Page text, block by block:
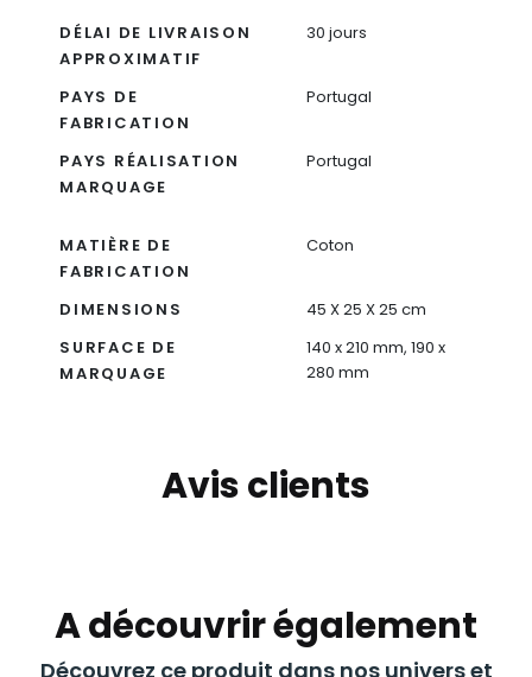
DÉLAI DE LIVRAISON
APPROXIMATIF
30 jours
PAYS DE
FABRICATION
Portugal
PAYS RÉALISATION
MARQUAGE
Portugal
MATIÈRE DE
FABRICATION
Coton
DIMENSIONS
45 X 25 X 25 cm
SURFACE DE
MARQUAGE
140 x 210 mm, 190 x
280 mm
Avis clients
A découvrir également
Découvrez ce produit dans nos univers et